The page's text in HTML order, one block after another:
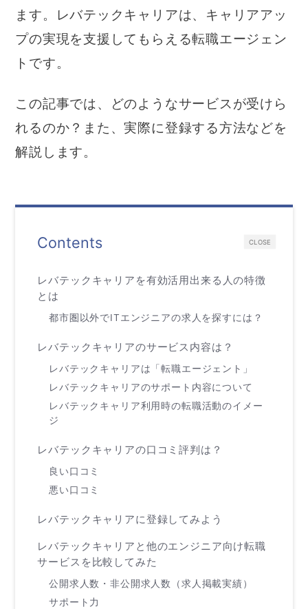
ます。レバテックキャリアは、キャリアアッ
プの実現を支援してもらえる転職エージェン
トです。
この記事では、どのようなサービスが受けら
れるのか？また、実際に登録する方法などを
解説します。
CLOSE
Contents
レバテックキャリアを有効活用出来る人の特徴
とは
都市圏以外でITエンジニアの求人を探すには？
レバテックキャリアのサービス内容は？
レバテックキャリアは「転職エージェント」
レバテックキャリアのサポート内容について
レバテックキャリア利用時の転職活動のイメー
ジ
レバテックキャリアの口コミ評判は？
良い口コミ
悪い口コミ
レバテックキャリアに登録してみよう
レバテックキャリアと他のエンジニア向け転職
サービスを比較してみた
公開求人数・非公開求人数（求人掲載実績）
サポート力